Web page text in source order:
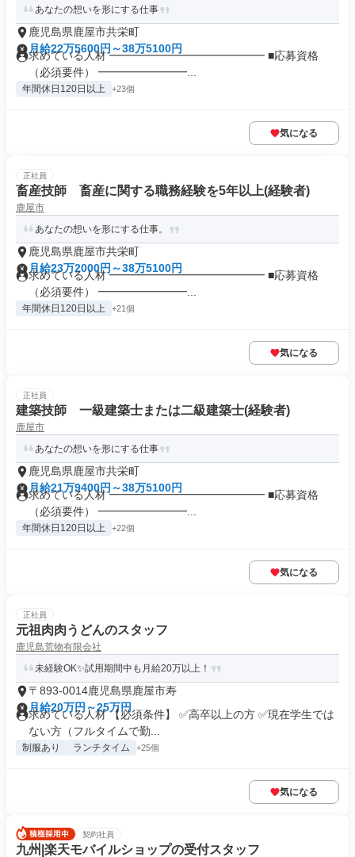
あなたの想いを形にする仕事
鹿児島県鹿屋市共栄町
月給22万5600円～38万5100円
求めている人材 ━━━━━━━━━━━━━━ ■応募資格
（必須要件） ━━━━━━━━...
年間休日120日以上 +23個
気になる
正社員
畜産技師 畜産に関する職務経験を5年以上(経験者)
鹿屋市
あなたの想いを形にする仕事。
鹿児島県鹿屋市共栄町
月給23万2000円～38万5100円
求めている人材 ━━━━━━━━━━━━━━ ■応募資格
（必須要件） ━━━━━━━━...
年間休日120日以上 +21個
気になる
正社員
建築技師 一級建築士または二級建築士(経験者)
鹿屋市
あなたの想いを形にする仕事
鹿児島県鹿屋市共栄町
月給21万9400円～38万5100円
求めている人材 ━━━━━━━━━━━━━━ ■応募資格
（必須要件） ━━━━━━━━...
年間休日120日以上 +22個
気になる
正社員
元祖肉肉うどんのスタッフ
鹿児島荒物有限会社
未経験OK✨試用期間中も月給20万以上！
〒893-0014鹿児島県鹿屋市寿
月給20万円～25万円
求めている人材 【必須条件】 ✅高卒以上の方 ✅現在学生では
ない方（フルタイムで勤...
制服あり ランチタイム +25個
気になる
契約社員
九州|楽天モバイルショップの受付スタッフ